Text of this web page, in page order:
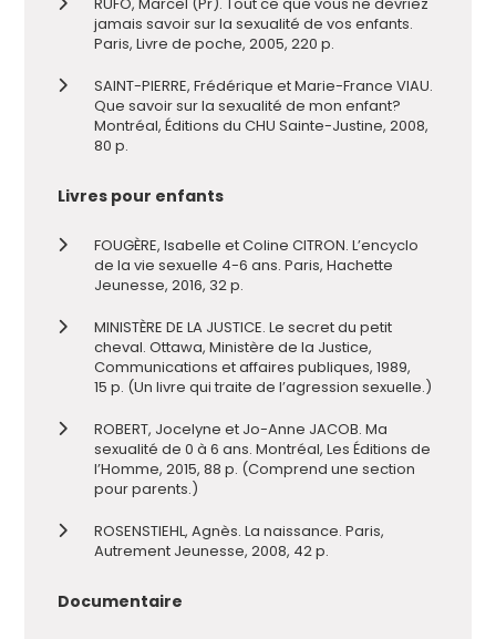
jamais savoir sur la sexualité de vos enfants.
Paris, Livre de poche, 2005, 220 p.
SAINT-PIERRE, Frédérique et Marie-France VIAU.
Que savoir sur la sexualité de mon enfant?
Montréal, Éditions du CHU Sainte-Justine, 2008,
80 p.
Livres pour enfants
FOUGÈRE, Isabelle et Coline CITRON. L’encyclo
de la vie sexuelle 4-6 ans. Paris, Hachette
Jeunesse, 2016, 32 p.
MINISTÈRE DE LA JUSTICE. Le secret du petit
cheval. Ottawa, Ministère de la Justice,
Communications et affaires publiques, 1989,
15 p. (Un livre qui traite de l’agression sexuelle.)
ROBERT, Jocelyne et Jo-Anne JACOB. Ma
sexualité de 0 à 6 ans. Montréal, Les Éditions de
l’Homme, 2015, 88 p. (Comprend une section
pour parents.)
ROSENSTIEHL, Agnès. La naissance. Paris,
Autrement Jeunesse, 2008, 42 p.
Documentaire